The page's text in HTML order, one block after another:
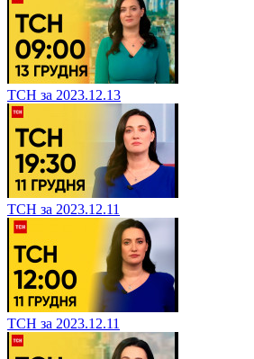
ТСН за 2023.12.13
ТСН за 2023.12.11
ТСН за 2023.12.11